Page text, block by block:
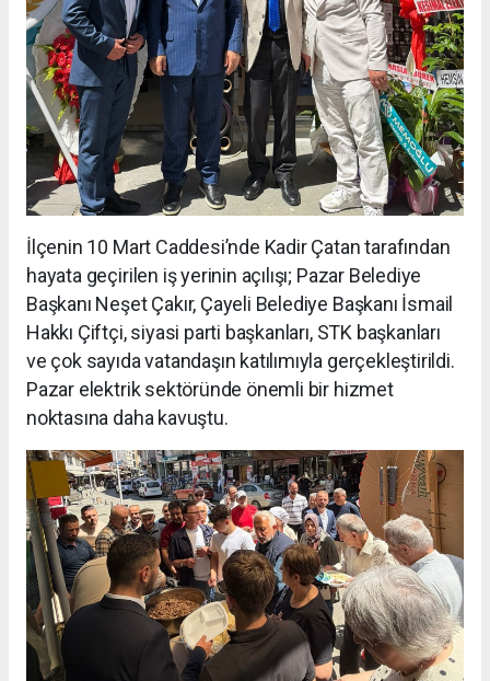
İlçenin 10 Mart Caddesi’nde Kadir Çatan tarafından
hayata geçirilen iş yerinin açılışı; Pazar Belediye
Başkanı Neşet Çakır, Çayeli Belediye Başkanı İsmail
Hakkı Çiftçi, siyasi parti başkanları, STK başkanları
ve çok sayıda vatandaşın katılımıyla gerçekleştirildi.
Pazar elektrik sektöründe önemli bir hizmet
noktasına daha kavuştu.